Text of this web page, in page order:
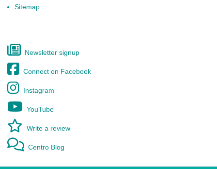
Sitemap
Newsletter signup
Connect on Facebook
Instagram
YouTube
Write a review
Centro Blog